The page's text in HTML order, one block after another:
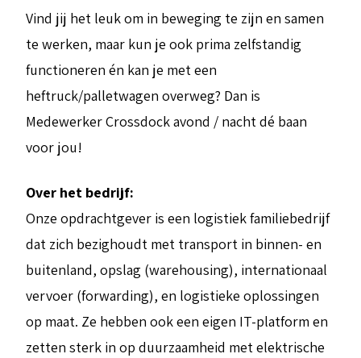
Vind jij het leuk om in beweging te zijn en samen
te werken, maar kun je ook prima zelfstandig
functioneren én kan je met een
heftruck/palletwagen overweg? Dan is
Medewerker Crossdock avond / nacht dé baan
voor jou!
Over het bedrijf:
Onze opdrachtgever is een logistiek familiebedrijf
dat zich bezighoudt met transport in binnen- en
buitenland, opslag (warehousing), internationaal
vervoer (forwarding), en logistieke oplossingen
op maat. Ze hebben ook een eigen IT-platform en
zetten sterk in op duurzaamheid met elektrische